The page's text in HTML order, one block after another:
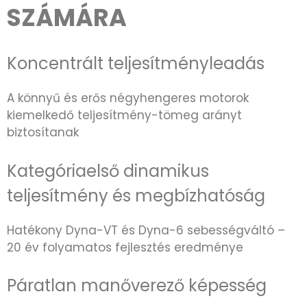
SZÁMÁRA
Koncentrált teljesítményleadás
A könnyű és erős négyhengeres motorok
kiemelkedő teljesítmény-tömeg arányt
biztosítanak
Kategóriaelső dinamikus
teljesítmény és megbízhatóság
Hatékony Dyna-VT és Dyna-6 sebességváltó –
20 év folyamatos fejlesztés eredménye
Páratlan manőverező képesség